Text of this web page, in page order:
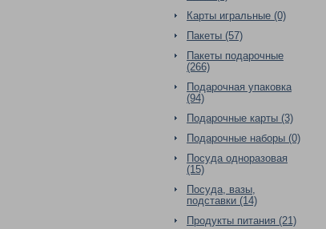
Карты игральные (0)
Пакеты (57)
Пакеты подарочные
(266)
Подарочная упаковка
(94)
Подарочные карты (3)
Подарочные наборы (0)
Посуда одноразовая
(15)
Посуда, вазы,
подставки (14)
Продукты питания (21)